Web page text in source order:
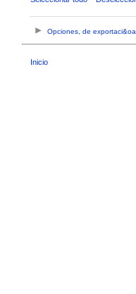
Opciones, de
Inicio